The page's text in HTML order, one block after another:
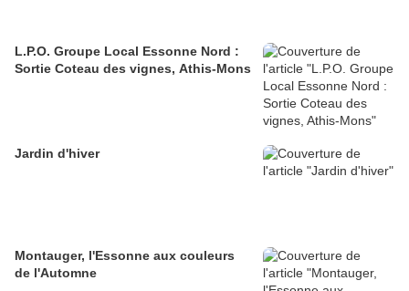
L.P.O. Groupe Local Essonne Nord :
Sortie Coteau des vignes, Athis-Mons
Jardin d'hiver
Montauger, l'Essonne aux couleurs
de l'Automne